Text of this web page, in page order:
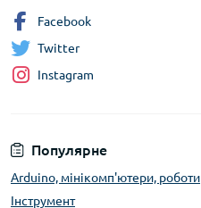
Популярне
Arduino, мінікомп'ютери, роботи
Інструмент
Facebook
Twitter
Instagram